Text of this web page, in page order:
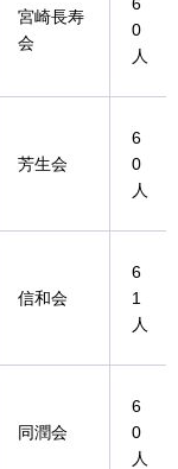
宮崎長寿
会
0
人
芳生会
6
0
人
信和会
6
1
人
同潤会
6
0
人